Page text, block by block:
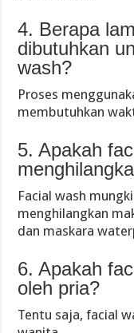
4. Berapa
dibutuhkan
wash?
Proses
membutuhkan
5. Apakah
Facial wash
menghilangkan
dan maskara
6. Apakah
oleh pria?
Tentu saja, facial